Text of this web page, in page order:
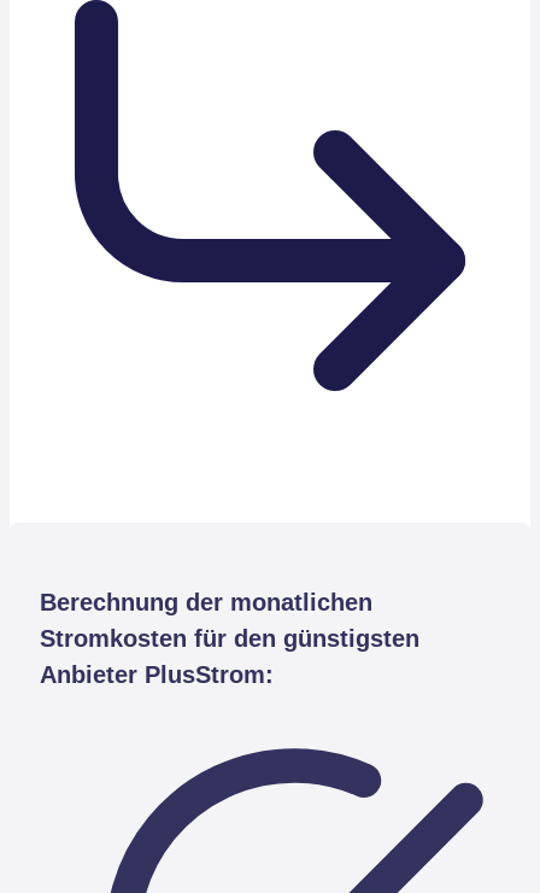
Berechnung der monatlichen
Stromkosten für den günstigsten
Anbieter PlusStrom: